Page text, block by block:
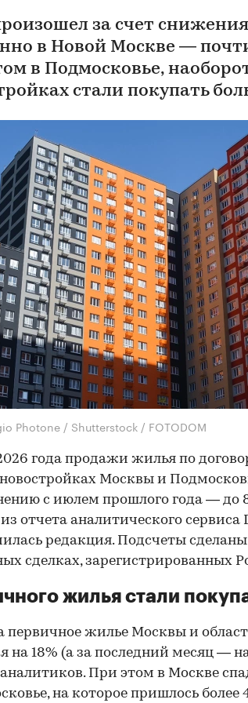
за счет
в Новой Москве —
в Подмосковье,
стали покупать
Photone / Shutterstock / FOTODOM
года продажи жилья по
Москвы и
с июлем прошлого года — до
отчета аналитического
редакция. Подсчеты
сделках, зарегистрированных
жилья стали
первичное жилье Москвы и
на 18% (а за последний месяц — на
При этом в Москве
на которое пришлось более